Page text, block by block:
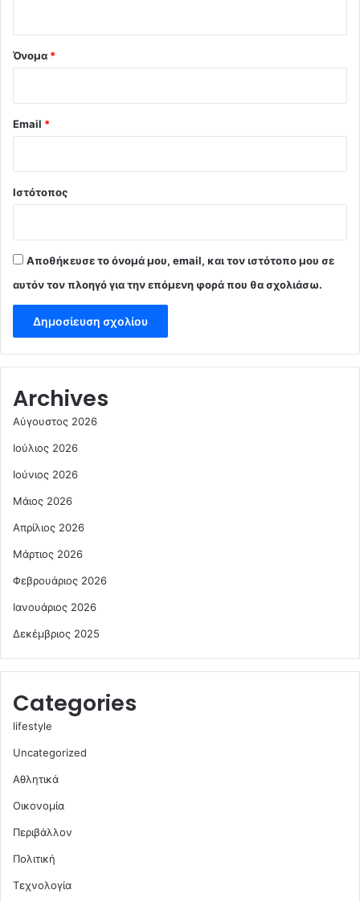
Όνομα *
Email *
Ιστότοπος
Αποθήκευσε το όνομά μου, email, και τον ιστότοπο μου σε
αυτόν τον πλοηγό για την επόμενη φορά που θα σχολιάσω.
Archives
Αύγουστος 2026
Ιούλιος 2026
Ιούνιος 2026
Μάιος 2026
Απρίλιος 2026
Μάρτιος 2026
Φεβρουάριος 2026
Ιανουάριος 2026
Δεκέμβριος 2025
Categories
lifestyle
Uncategorized
Αθλητικά
Οικονομία
Περιβάλλον
Πολιτική
Τεχνολογία